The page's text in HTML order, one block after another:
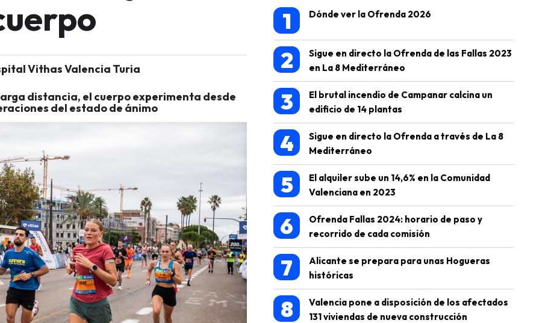
Vithas Valencia Turia
distancia, el cuerpo experimenta desde
del estado de ánimo
1 Dónde ver la Ofrenda 2026
2
Sigue en directo la Ofrenda de las Fallas 2023
en La 8 Mediterráneo
3
El brutal incendio de Campanar calcina un
edificio de 14 plantas
4
Sigue en directo la Ofrenda a través de La 8
Mediterráneo
5
El alquiler sube un 14,6% en la Comunidad
Valenciana en 2023
6
Ofrenda Fallas 2024: horario de paso y
recorrido de cada comisión
7
Alicante se prepara para unas Hogueras
históricas
8
Valencia pone a disposición de los afectados
131 viviendas de nueva construcción